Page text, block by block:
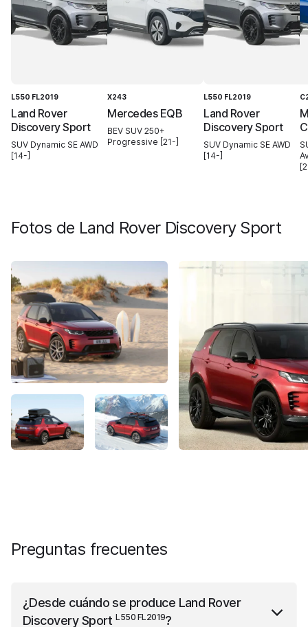
L550 FL2019
Land Rover
Discovery Sport
SUV Dynamic SE AWD
[14-]
X243
Mercedes EQB
BEV SUV 250+
Progressive [21-]
L550 FL2019
Land Rover
Discovery Sport
SUV Dynamic SE AWD
[14-]
Fotos de Land Rover Discovery Sport
Preguntas frecuentes
¿Desde cuándo se produce Land Rover
Discovery SportL550 FL2019?